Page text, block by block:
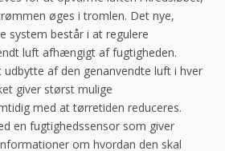
øges i tromlen. Det nye,
system består i at regulere
luft afhængigt af fugtigheden.
af den genanvendte luft i hver
giver størst mulige
med at tørretiden reduceres.
en fugtighedssensor som giver
om hvordan den skal